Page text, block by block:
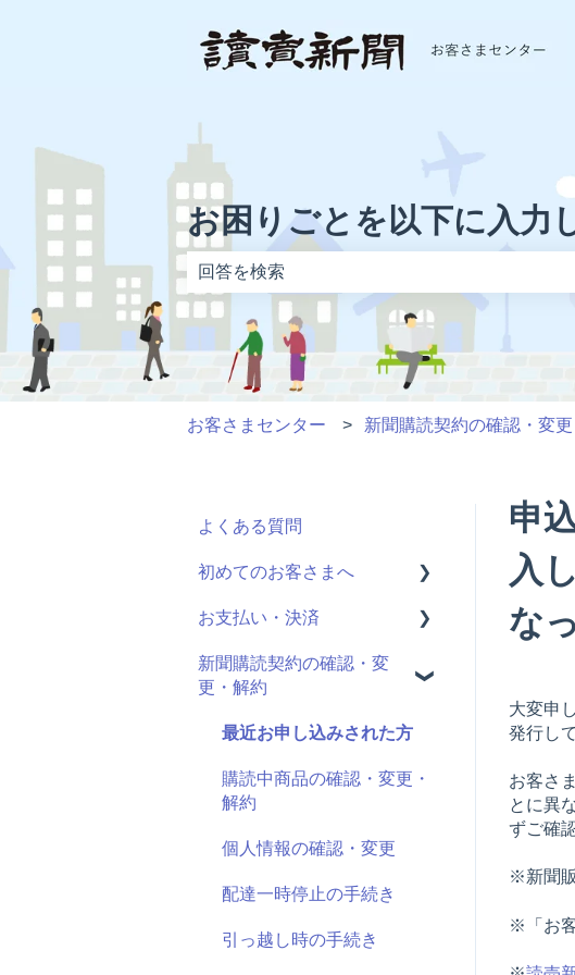
お困りごとを以下に入力
検索フィールドが空なので、候補はありません。
お客さまセンター 新聞購読契約の確認・変
申
入
な
大変申
発行し
お客さ
とに異
ずご確
※新聞
※「お
よくある質問
初めてのお客さまへ
読売ID登録
読売かんたん申込サイトと
は
申し込み手続きの方法
申し込む新聞の選択
お支払い・決済
決済情報の確認・変更
新聞購読契約の確認・変
更・解約
最近お申し込みされた方
購読中商品の確認・変更・
解約
個人情報の確認・変更
配達一時停止の手続き
引っ越し時の手続き